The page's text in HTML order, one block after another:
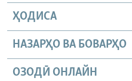
ҲОДИСА
НАЗАРҲО ВА БОВАРҲО
ОЗОДӢ ОНЛАЙН